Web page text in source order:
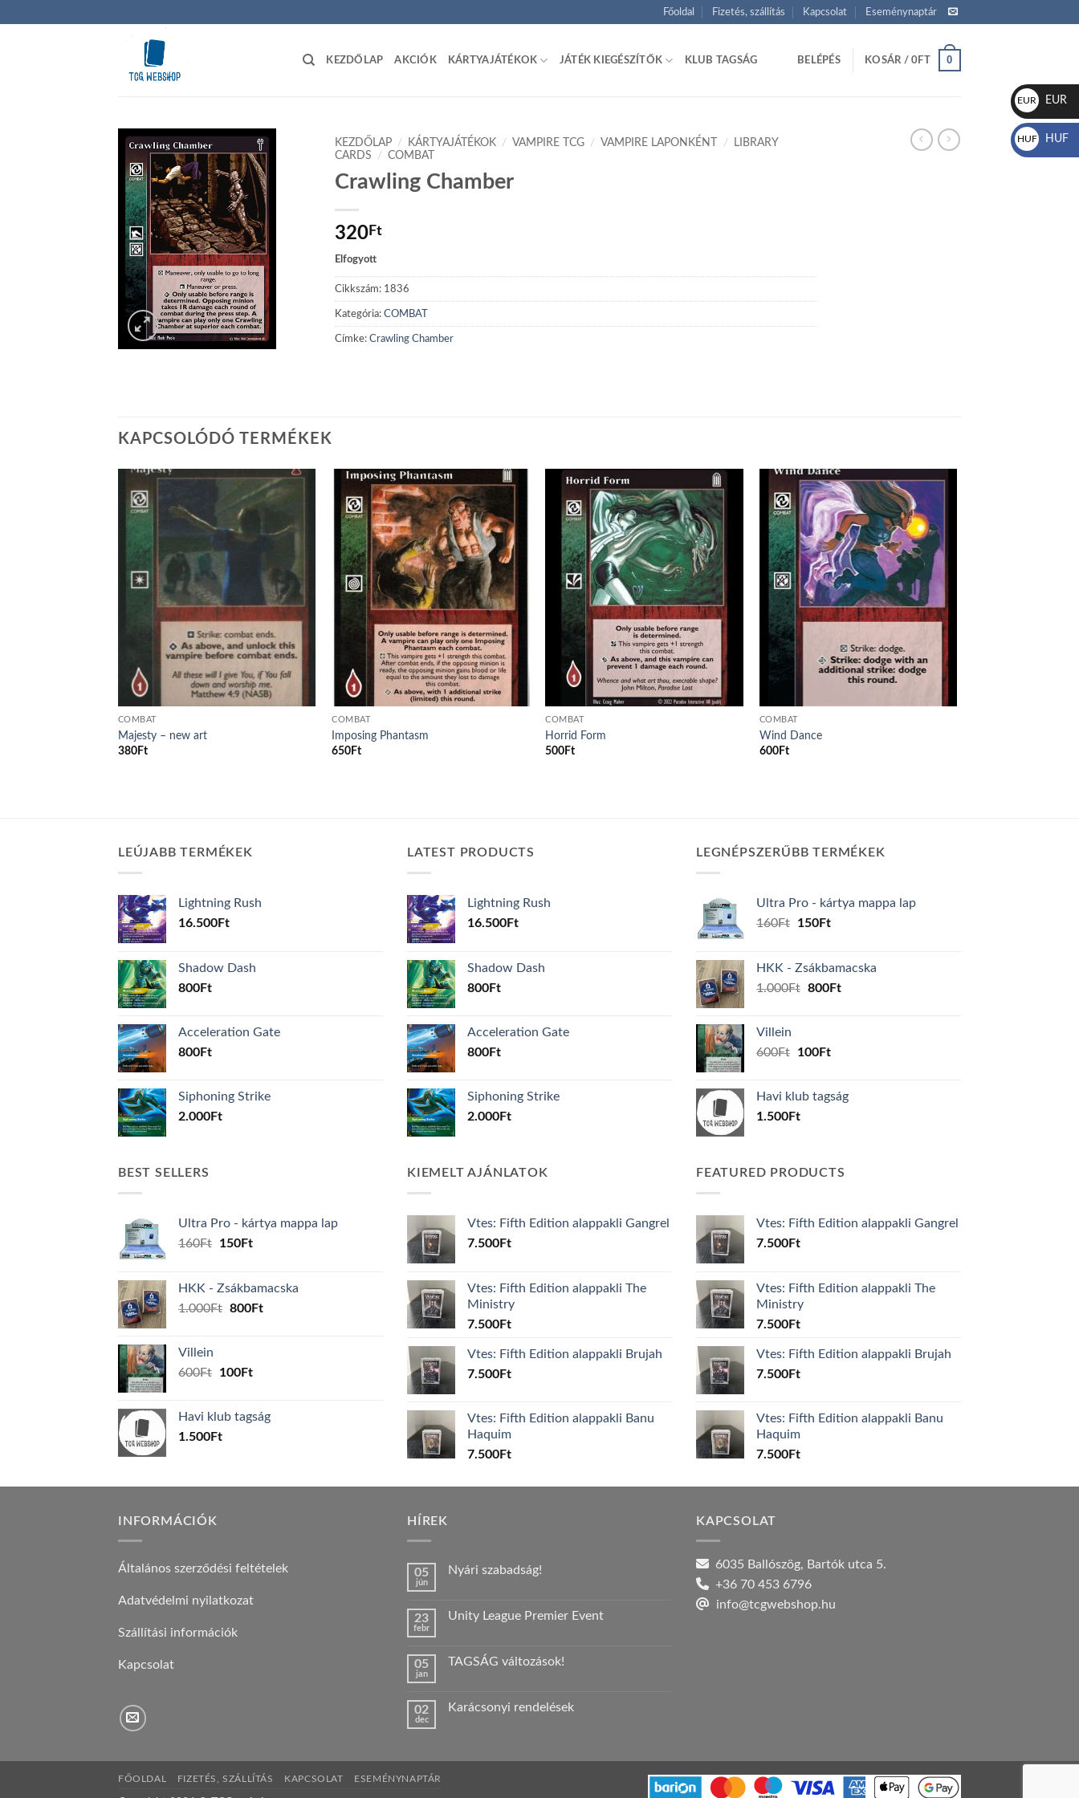
Főoldal Fizetés, szállítás Kapcsolat Eseménynaptár
KEZDŐLAP AKCIÓK KÁRTYAJÁTÉKOK JÁTÉK KIEGÉSZÍTŐK KLUB TAGSÁG BELÉPÉS KOSÁR /0FT 0
Add to
wishlist
KEZDŐLAP / KÁRTYAJÁTÉKOK / VAMPIRE TCG / VAMPIRE LAPONKÉNT /
LIBRARY
CARDS
/ COMBAT
Crawling Chamber
320Ft
Elfogyott
Cikkszám: 1836
Kategória: COMBAT
Címke: Crawling Chamber
KAPCSOLÓDÓ TERMÉKEK
wishlist
COMBAT
Majesty – new art
380Ft
Add to
wishlist
COMBAT
Imposing Phantasm
650 Ft
Add to
wishlist
COMBAT
Horrid Form
500 Ft
Add to
wishlist
COMBAT
Wind Dance
600Ft
LEÚJABB TERMÉKEK
Lightning Rush
16.500Ft
Shadow Dash
800Ft
Acceleration Gate
800Ft
Siphoning Strike
2.000Ft
LATEST PRODUCTS
Lightning Rush
16.500Ft
Shadow Dash
800Ft
Acceleration Gate
800Ft
Siphoning Strike
2.000Ft
LEGNÉPSZERŰBB TERMÉKEK
Ultra Pro - kártya mappa lap
160Ft
Original
160Ft.
150FtCurrent
150Ft.
HKK - Zsákbamacska
1.000Ft Original
800FtCurrent
Villein
600Ft
Original
600Ft.
100FtCurrent
100Ft.
Havi klub tagság
1.500Ft
BEST SELLERS
Ultra Pro - kártya mappa lap
160Ft
Original
160Ft.
150FtCurrent
150Ft.
HKK - Zsákbamacska
1.000Ft Original
800FtCurrent
Villein
600Ft
Original
600Ft.
100FtCurrent
100Ft.
Havi klub tagság
1.500Ft
KIEMELT AJÁNLATOK
Vtes: Fifth Edition alappakli Gangrel
7.500Ft
Vtes: Fifth Edition alappakli The
Ministry
7.500Ft
Vtes: Fifth Edition alappakli Brujah
7.500Ft
Vtes: Fifth Edition alappakli Banu
Haquim
7.500Ft
FEATURED PRODUCTS
Vtes: Fifth Edition alappakli Gangrel
7.500Ft
Vtes: Fifth Edition alappakli The
Ministry
7.500Ft
Vtes: Fifth Edition alappakli Brujah
7.500Ft
Vtes: Fifth Edition alappakli Banu
Haquim
7.500Ft
INFORMÁCIÓK
Általános szerződési feltételek
Adatvédelmi nyilatkozat
Szállítási információk
Kapcsolat
HÍREK
05
jún
Nyári szabadság!
Nyári
23
febr
Unity League Premier Event
Unity
bejegyzéshez
05
jan
TAGSÁG változások!
TAGSÁG
02
dec
Karácsonyi rendelések
KAPCSOLAT
6035 Ballószög, Bartók utca 5.
+36 70 453 6796
info@tcgwebshop.hu
FŐOLDAL FIZETÉS, SZÁLLÍTÁS KAPCSOLAT ESEMÉNYNAPTÁR
EUR
€
EUR
HUF
Ft
HUF